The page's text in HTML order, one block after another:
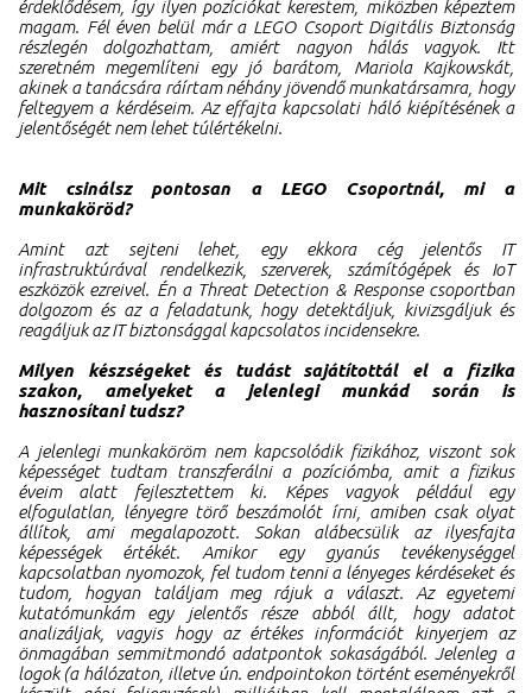
érdeklődésem, így ilyen pozíciókat kerestem, miközben képeztem
magam. Fél éven belül már a LEGO Csoport Digitális Biztonság
részlegén dolgozhattam, amiért nagyon hálás vagyok. Itt
szeretném megemlíteni egy jó barátom, Mariola Kajkowskát,
akinek a tanácsára ráírtam néhány jövendő munkatársamra, hogy
feltegyem a kérdéseim. Az effajta kapcsolati háló kiépítésének a
jelentőségét nem lehet túlértékelni.
Mit csinálsz pontosan a LEGO Csoportnál, mi a
munkaköröd?
Amint azt sejteni lehet, egy ekkora cég jelentős IT
infrastruktúrával rendelkezik, szerverek, számítógépek és IoT
eszközök ezreivel. Én a Threat Detection & Response csoportban
dolgozom és az a feladatunk, hogy detektáljuk, kivizsgáljuk és
reagáljuk az IT biztonsággal kapcsolatos incidensekre.
Milyen készségeket és tudást sajátítottál el a fizika
szakon, amelyeket a jelenlegi munkád során is
hasznosítani tudsz?
A jelenlegi munkaköröm nem kapcsolódik fizikához, viszont sok
képességet tudtam transzferálni a pozíciómba, amit a fizikus
éveim alatt fejlesztettem ki. Képes vagyok például egy
elfogulatlan, lényegre törő beszámolót írni, amiben csak olyat
állítok, ami megalapozott. Sokan alábecsülik az ilyesfajta
képességek értékét. Amikor egy gyanús tevékenységgel
kapcsolatban nyomozok, fel tudom tenni a lényeges kérdéseket és
tudom, hogyan találjam meg rájuk a választ. Az egyetemi
kutatómunkám egy jelentős része abból állt, hogy adatot
analizáljak, vagyis hogy az értékes információt kinyerjem az
önmagában semmitmondó adatpontok sokaságából. Jelenleg a
logok (a hálózaton, illetve ún. endpointokon történt eseményekről